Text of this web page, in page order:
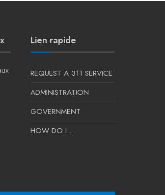
Lien rapide
REQUEST A 311 SERVICE
ADMINISTRATION
GOVERNMENT
HOW DO I…